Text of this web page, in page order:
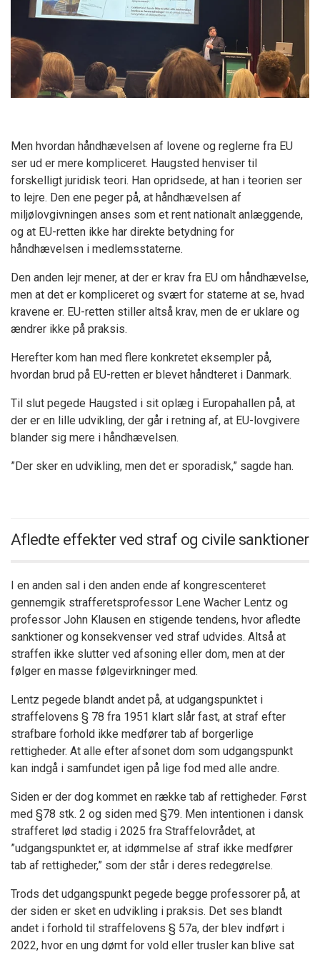
Men hvordan håndhævelsen af lovene og reglerne fra EU
ser ud er mere kompliceret. Haugsted henviser til
forskelligt juridisk teori. Han opridsede, at han i teorien ser
to lejre. Den ene peger på, at håndhævelsen af
miljølovgivningen anses som et rent nationalt anlæggende,
og at EU-retten ikke har direkte betydning for
håndhævelsen i medlemsstaterne.
Den anden lejr mener, at der er krav fra EU om håndhævelse,
men at det er kompliceret og svært for staterne at se, hvad
kravene er. EU-retten stiller altså krav, men de er uklare og
ændrer ikke på praksis.
Herefter kom han med flere konkretet eksempler på,
hvordan brud på EU-retten er blevet håndteret i Danmark.
Til slut pegede Haugsted i sit oplæg i Europahallen på, at
der er en lille udvikling, der går i retning af, at EU-lovgivere
blander sig mere i håndhævelsen.
”Der sker en udvikling, men det er sporadisk,” sagde han.
Afledte effekter ved straf og civile sanktioner
I en anden sal i den anden ende af kongrescenteret
gennemgik strafferetsprofessor Lene Wacher Lentz og
professor John Klausen en stigende tendens, hvor afledte
sanktioner og konsekvenser ved straf udvides. Altså at
straffen ikke slutter ved afsoning eller dom, men at der
følger en masse følgevirkninger med.
Lentz pegede blandt andet på, at udgangspunktet i
straffelovens § 78 fra 1951 klart slår fast, at straf efter
strafbare forhold ikke medfører tab af borgerlige
rettigheder. At alle efter afsonet dom som udgangspunkt
kan indgå i samfundet igen på lige fod med alle andre.
Siden er der dog kommet en række tab af rettigheder. Først
med §78 stk. 2 og siden med §79. Men intentionen i dansk
strafferet lød stadig i 2025 fra Straffelovrådet, at
”udgangspunktet er, at idømmelse af straf ikke medfører
tab af rettigheder,” som der står i deres redegørelse.
Trods det udgangspunkt pegede begge professorer på, at
der siden er sket en udvikling i praksis. Det ses blandt
andet i forhold til straffelovens § 57a, der blev indført i
2022, hvor en ung dømt for vold eller trusler kan blive sat